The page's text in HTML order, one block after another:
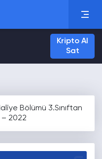
Kripto Al
Sat
Bölümü 3.Sınıftan
2022